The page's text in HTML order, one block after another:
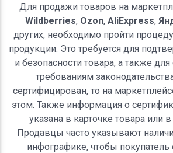
Для продажи товаров на
Wildberries, Ozon, AliExpress,
других, необходимо пройти
продукции. Это требуется для
и безопасности товара, а также для
требованиям
сертифицирован, то на
этом. Также информация о
указана в карточке товара или
Продавцы часто указывают
инфографике, чтобы покупатель